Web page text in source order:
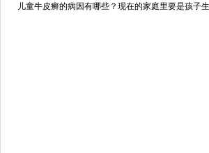
预约量
儿童牛皮癣的病因有哪些？现在的家庭里要是孩子